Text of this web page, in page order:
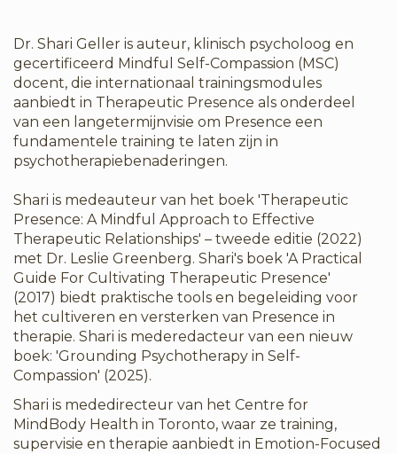
Dr. Shari Geller is auteur, klinisch psycholoog en
gecertificeerd Mindful Self-Compassion (MSC)
docent, die internationaal trainingsmodules
aanbiedt in Therapeutic Presence als onderdeel
van een langetermijnvisie om Presence een
fundamentele training te laten zijn in
psychotherapiebenaderingen.
Shari is medeauteur van het boek 'Therapeutic
Presence: A Mindful Approach to Effective
Therapeutic Relationships' – tweede editie (2022)
met Dr. Leslie Greenberg. Shari's boek 'A Practical
Guide For Cultivating Therapeutic Presence'
(2017) biedt praktische tools en begeleiding voor
het cultiveren en versterken van Presence in
therapie. Shari is mederedacteur van een nieuw
boek: 'Grounding Psychotherapy in Self-
Compassion' (2025).
Shari is mededirecteur van het Centre for
MindBody Health in Toronto, waar ze training,
supervisie en therapie aanbiedt in Emotion-Focused